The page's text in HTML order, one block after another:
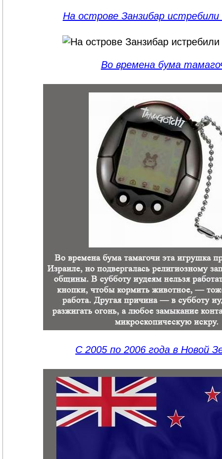
На острове Занзибар истребили
Во времена бума
С 2005 по 2006 года в Новой